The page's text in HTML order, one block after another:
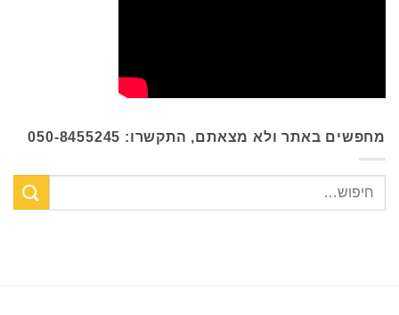
מחפשים באתר ולא מצאתם, התקשרו: 050-8455245